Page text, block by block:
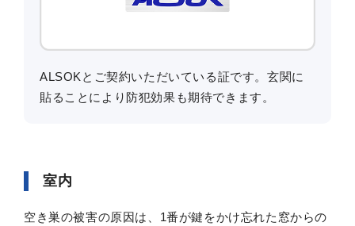
ALSOKとご契約いただいている証です。玄関に
貼ることにより防犯効果も期待できます。
室内
空き巣の被害の原因は、1番が鍵をかけ忘れた窓からの